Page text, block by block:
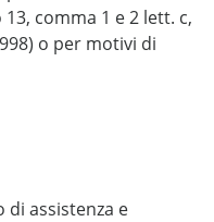
comma 1 e 2 lett. c,
o per motivi di
di assistenza e